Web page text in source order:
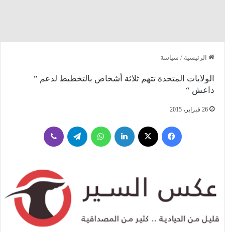
الرئيسية / سياسة
الولايات المتحدة تتهم ثلاثة أشخاص بالتخطيط لدعم ”
داعش “
26 فبراير، 2015
فيسبوك لينكدإن واتساب تيلقرام